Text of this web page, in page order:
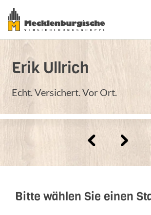
Erik Ullrich
Echt. Versichert. Vor Ort.
Bitte wählen Sie einen